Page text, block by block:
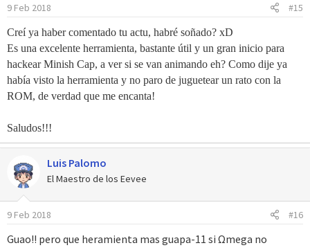
e
s
:
9 Feb 2018 #15
Creí ya haber comentado tu actu, habré soñado? xD
Es una excelente herramienta, bastante útil y un gran inicio para
hackear Minish Cap, a ver si se van animando eh? Como dije ya
había visto la herramienta y no paro de juguetear un rato con la
ROM, de verdad que me encanta!
Saludos!!!
Luis Palomo
El Maestro de los Eevee
9 Feb 2018 #16
Guao!! pero que heramienta mas guapa-11 si Ωmega no